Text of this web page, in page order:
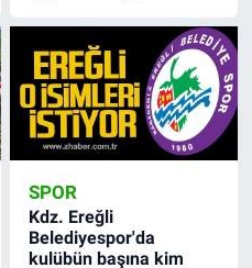
SPOR
Kdz. Ereğli
Belediyespor'da
kulübün başına kim